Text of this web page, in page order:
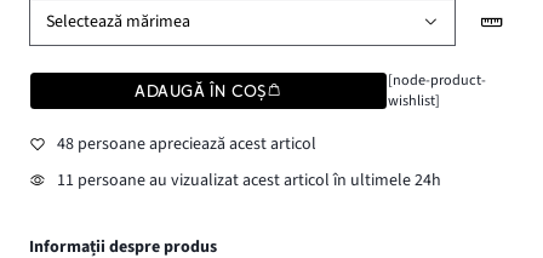
Selectează mărimea
ADAUGĂ ÎN COȘ
[node-product-
wishlist]
48 persoane apreciează acest articol
11 persoane au vizualizat acest articol în ultimele 24h
Informații despre produs